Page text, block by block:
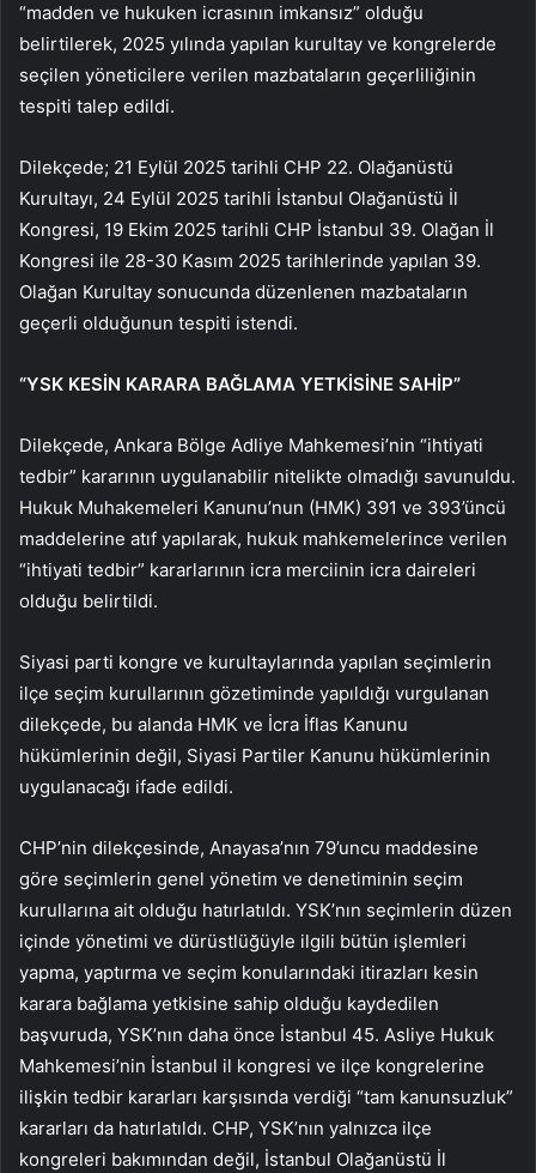
“madden ve hukuken icrasının imkansız” olduğu
belirtilerek, 2025 yılında yapılan kurultay ve kongrelerde
seçilen yöneticilere verilen mazbataların geçerliliğinin
tespiti talep edildi.
Dilekçede; 21 Eylül 2025 tarihli CHP 22. Olağanüstü
Kurultayı, 24 Eylül 2025 tarihli İstanbul Olağanüstü İl
Kongresi, 19 Ekim 2025 tarihli CHP İstanbul 39. Olağan İl
Kongresi ile 28-30 Kasım 2025 tarihlerinde yapılan 39.
Olağan Kurultay sonucunda düzenlenen mazbataların
geçerli olduğunun tespiti istendi.
“YSK KESİN KARARA BAĞLAMA YETKİSİNE SAHİP”
Dilekçede, Ankara Bölge Adliye Mahkemesi’nin “ihtiyati
tedbir” kararının uygulanabilir nitelikte olmadığı savunuldu.
Hukuk Muhakemeleri Kanunu’nun (HMK) 391 ve 393’üncü
maddelerine atıf yapılarak, hukuk mahkemelerince verilen
“ihtiyati tedbir” kararlarının icra merciinin icra daireleri
olduğu belirtildi.
Siyasi parti kongre ve kurultaylarında yapılan seçimlerin
ilçe seçim kurullarının gözetiminde yapıldığı vurgulanan
dilekçede, bu alanda HMK ve İcra İflas Kanunu
hükümlerinin değil, Siyasi Partiler Kanunu hükümlerinin
uygulanacağı ifade edildi.
CHP’nin dilekçesinde, Anayasa’nın 79’uncu maddesine
göre seçimlerin genel yönetim ve denetiminin seçim
kurullarına ait olduğu hatırlatıldı. YSK’nın seçimlerin düzen
içinde yönetimi ve dürüstlüğüyle ilgili bütün işlemleri
yapma, yaptırma ve seçim konularındaki itirazları kesin
karara bağlama yetkisine sahip olduğu kaydedilen
başvuruda, YSK’nın daha önce İstanbul 45. Asliye Hukuk
Mahkemesi’nin İstanbul il kongresi ve ilçe kongrelerine
ilişkin tedbir kararları karşısında verdiği “tam kanunsuzluk”
kararları da hatırlatıldı. CHP, YSK’nın yalnızca ilçe
kongreleri bakımından değil, İstanbul Olağanüstü İl